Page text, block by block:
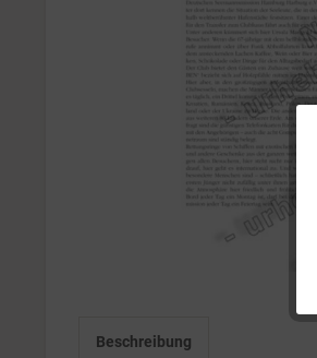
Beschreibung